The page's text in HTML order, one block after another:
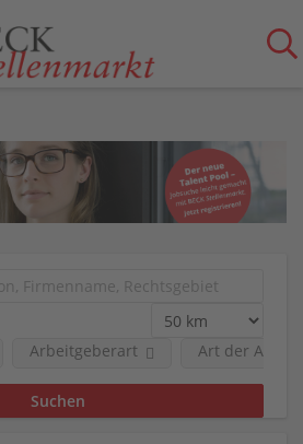
Arbeitgeberart Art der